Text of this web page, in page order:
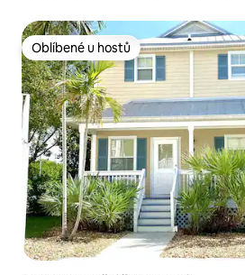
Oblíbené u hostů
Oblíbené u hostů